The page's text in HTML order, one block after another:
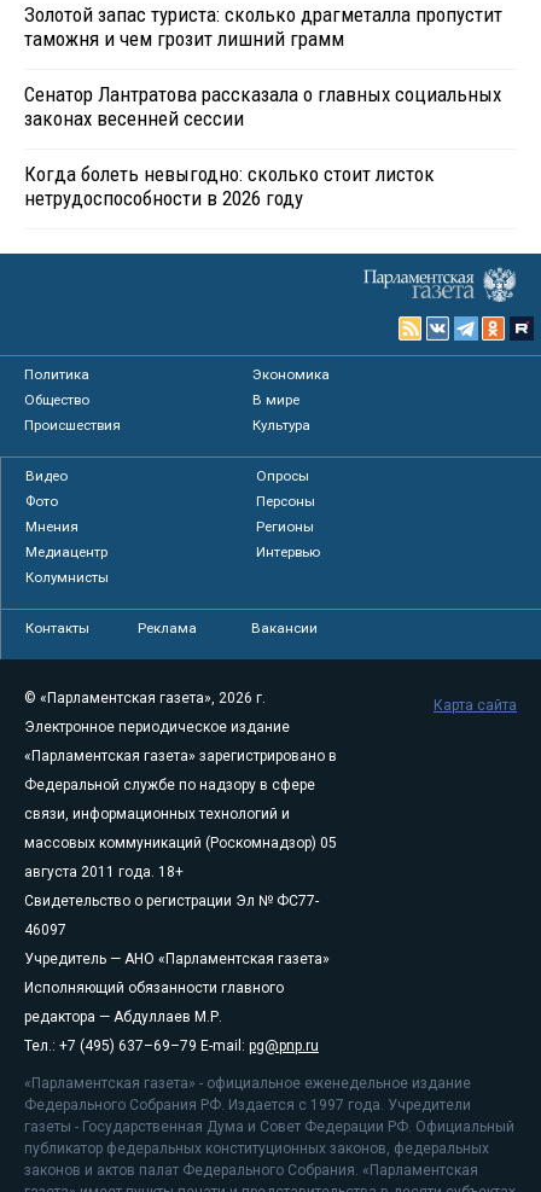
Золотой запас туриста: сколько драгметалла пропустит
таможня и чем грозит лишний грамм
Сенатор Лантратова рассказала о главных социальных
законах весенней сессии
Когда болеть невыгодно: сколько стоит листок
нетрудоспособности в 2026 году
Политика
Экономика
Общество
В мире
Происшествия
Культура
Видео
Опросы
Фото
Персоны
Мнения
Регионы
Медиацентр
Интервью
Колумнисты
Контакты Реклама Вакансии
© «Парламентская газета», 2026 г.
Электронное периодическое издание
«Парламентская газета» зарегистрировано в
Федеральной службе по надзору в сфере
связи, информационных технологий и
массовых коммуникаций (Роскомнадзор) 05
августа 2011 года. 18+
Свидетельство о регистрации Эл № ФС77-
46097
Учредитель — АНО «Парламентская газета»
Исполняющий обязанности главного
редактора — Абдуллаев М.Р.
Тел.: +7 (495) 637–69–79 E-mail: pg@pnp.ru
«Парламентская газета» - официальное еженедельное издание
Федерального Собрания РФ. Издается с 1997 года. Учредители
газеты - Государственная Дума и Совет Федерации РФ. Официальный
публикатор федеральных конституционных законов, федеральных
законов и актов палат Федерального Собрания. «Парламентская
Карта сайта